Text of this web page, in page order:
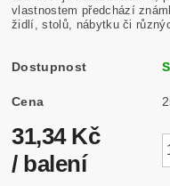
vlastnostem předchází
židlí, stolů, nábytku či
Dostupnost
Cena
31,34 Kč
/ balení